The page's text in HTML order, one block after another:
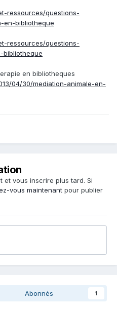
ressources/questions-
en-bibliotheque
ressources/questions-
bibliotheque
en bibliotheques
04/30/mediation-animale-en-
et vous inscrire plus tard. Si
vous maintenant pour publier
Abonnés 1